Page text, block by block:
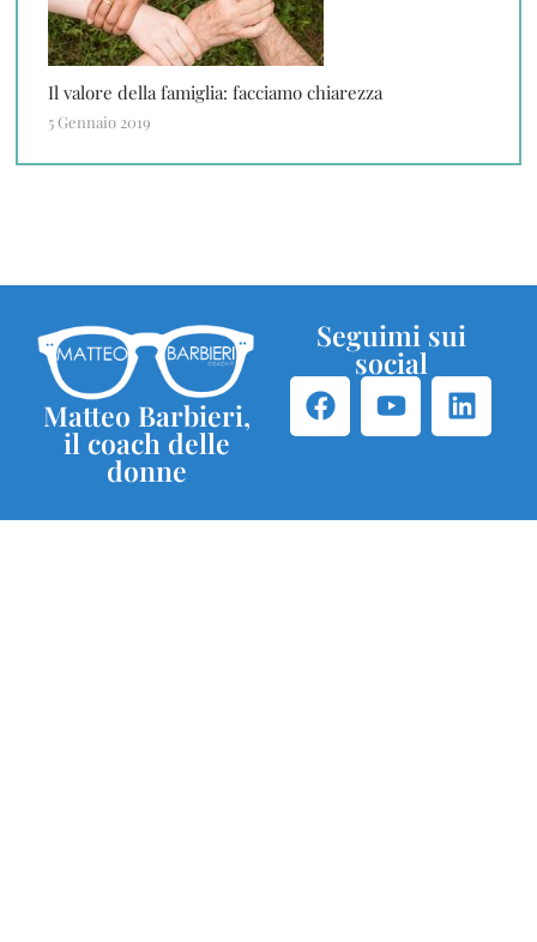
Il valore della famiglia: facciamo chiarezza
5 Gennaio 2019
Matteo Barbieri,
il coach delle
donne
Seguimi sui
social